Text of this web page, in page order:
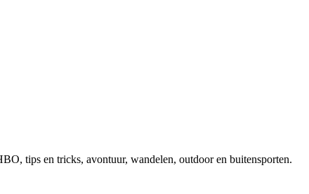
tips en tricks, avontuur, wandelen, outdoor en buitensporten.